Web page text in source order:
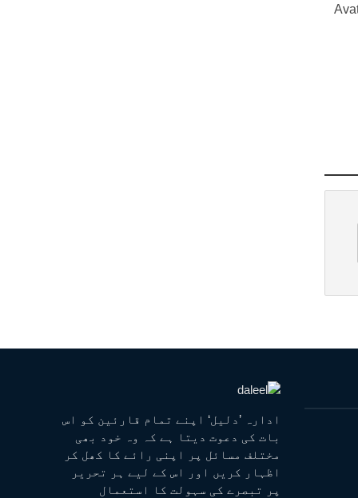
ادارہ ’دلیل‘ اپنے تمام قارئین کو اس
بات کی دعوت دیتا ہے کہ وہ خود بھی
مختلف مسائل پر اپنی رائے کا کھل کر
اظہار کریں اور اس کے لیے ہر تحریر
پر تبصرے کی سہولت کا استعمال